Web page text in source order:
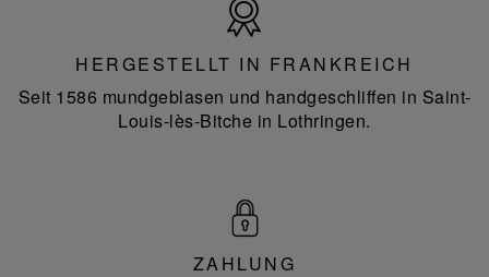
Frankreich
HERGESTELLT IN FRANKREICH
Seit 1586 mundgeblasen und handgeschliffen in Saint-
Louis-lès-Bitche in Lothringen.
ZAHLUNG